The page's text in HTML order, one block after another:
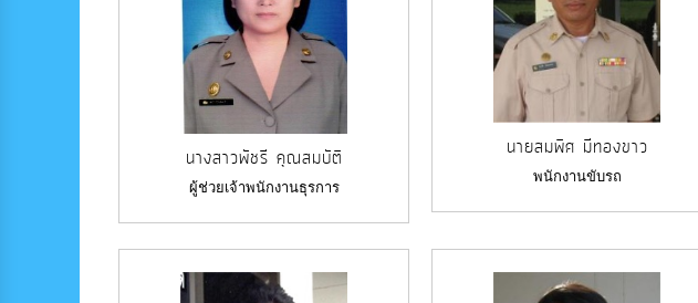
นางสาวพัชรี คุณสมบัติ
ผู้ช่วยเจ้าพนักงานธุรการ
นายสมพิศ มีทองขาว
พนักงานขับรถ